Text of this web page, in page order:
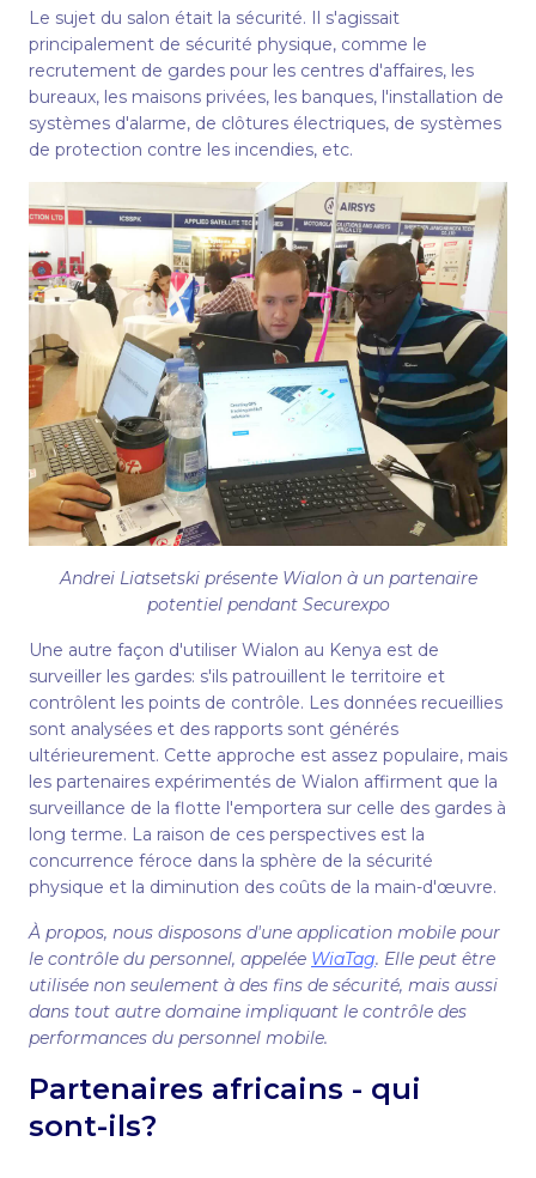
Le sujet du salon était la sécurité. Il s'agissait
principalement de sécurité physique, comme le
recrutement de gardes pour les centres d'affaires, les
bureaux, les maisons privées, les banques, l'installation de
systèmes d'alarme, de clôtures électriques, de systèmes
de protection contre les incendies, etc.
Andrei Liatsetski présente Wialon à un partenaire
potentiel pendant Securexpo
Une autre façon d'utiliser Wialon au Kenya est de
surveiller les gardes: s'ils patrouillent le territoire et
contrôlent les points de contrôle. Les données recueillies
sont analysées et des rapports sont générés
ultérieurement. Cette approche est assez populaire, mais
les partenaires expérimentés de Wialon affirment que la
surveillance de la flotte l'emportera sur celle des gardes à
long terme. La raison de ces perspectives est la
concurrence féroce dans la sphère de la sécurité
physique et la diminution des coûts de la main-d'œuvre.
À propos, nous disposons d'une application mobile pour
le contrôle du personnel, appelée WiaTag. Elle peut être
utilisée non seulement à des fins de sécurité, mais aussi
dans tout autre domaine impliquant le contrôle des
performances du personnel mobile.
Partenaires africains - qui
sont-ils?